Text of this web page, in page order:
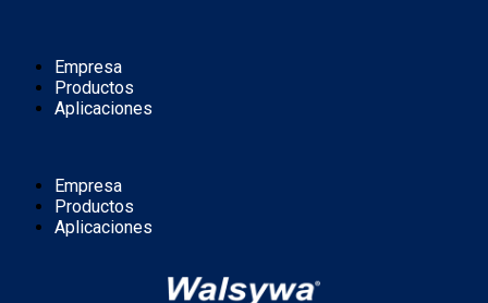
Empresa
Productos
Aplicaciones
Empresa
Productos
Aplicaciones